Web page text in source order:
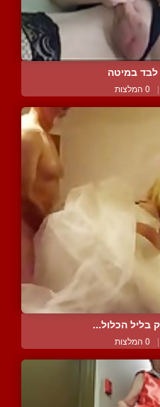
לבד במיטה
| 0 המלצות
בליל הכלול...
| 0 המלצות